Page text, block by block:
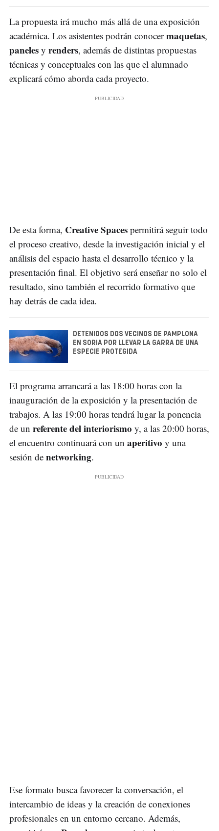
La propuesta irá mucho más allá de una exposición
académica. Los asistentes podrán conocermaquetas,
paneles y renders, además de distintas propuestas
técnicas y conceptuales con las que el alumnado
explicará cómo aborda cada proyecto.
De esta forma, Creative Spaces permitirá seguir todo
el proceso creativo, desde la investigación inicial y el
análisis del espacio hasta el desarrollo técnico y la
presentación final. El objetivo será enseñar no solo el
resultado, sino también el recorrido formativo que
hay detrás de cada idea.
DETENIDOS DOS VECINOS DE PAMPLONA
EN SORIA POR LLEVAR LA GARRA DE UNA
ESPECIE PROTEGIDA
El programa arrancará a las 18:00 horas con la
inauguración de la exposición y la presentación de
trabajos. A las 19:00 horas tendrá lugar la ponencia
de un referente del interiorismo y, a las 20:00 horas,
el encuentro continuará con un aperitivo y una
sesión de networking.
Ese formato busca favorecer la conversación, el
intercambio de ideas y la creación de conexiones
profesionales en un entorno cercano. Además,